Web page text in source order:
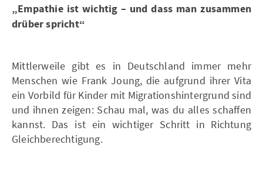
„Empathie ist wichtig – und dass man zusammen
drüber spricht“
Mittlerweile gibt es in Deutschland immer mehr
Menschen wie Frank Joung, die aufgrund ihrer Vita
ein Vorbild für Kinder mit Migrationshintergrund sind
und ihnen zeigen: Schau mal, was du alles schaffen
kannst. Das ist ein wichtiger Schritt in Richtung
Gleichberechtigung.